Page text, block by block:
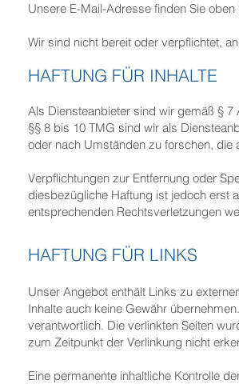
Unsere E-Mail-Adresse finden Sie
Wir sind nicht bereit oder verpflichtet,
HAFTUNG FÜR INHALTE
Als Diensteanbieter sind wir gemäß §
§§ 8 bis 10 TMG sind wir als
oder nach Umständen zu forschen, die
Verpflichtungen zur Entfernung oder
diesbezügliche Haftung ist jedoch erst
entsprechenden Rechtsverletzungen
HAFTUNG FÜR LINKS
Unser Angebot enthält Links zu
Inhalte auch keine Gewähr
verantwortlich. Die verlinkten Seiten
zum Zeitpunkt der Verlinkung nicht
Eine permanente inhaltliche Kontrolle